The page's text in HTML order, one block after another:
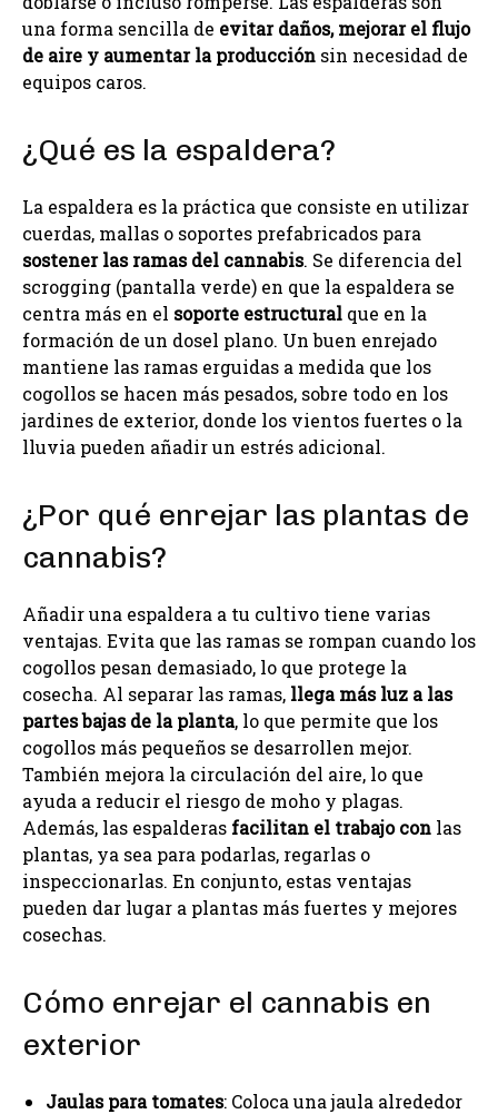
una forma sencilla de evitar daños, mejorar el flujo
de aire y aumentar la producción sin necesidad de
equipos caros.
¿Qué es la espaldera?
La espaldera es la práctica que consiste en utilizar
cuerdas, mallas o soportes prefabricados para
sostener las ramas del cannabis. Se diferencia del
scrogging (pantalla verde) en que la espaldera se
centra más en el soporte estructural que en la
formación de un dosel plano. Un buen enrejado
mantiene las ramas erguidas a medida que los
cogollos se hacen más pesados, sobre todo en los
jardines de exterior, donde los vientos fuertes o la
lluvia pueden añadir un estrés adicional.
¿Por qué enrejar las plantas de
cannabis?
Añadir una espaldera a tu cultivo tiene varias
ventajas. Evita que las ramas se rompan cuando los
cogollos pesan demasiado, lo que protege la
cosecha. Al separar las ramas, llega más luz a las
partes bajas de la planta, lo que permite que los
cogollos más pequeños se desarrollen mejor.
También mejora la circulación del aire, lo que
ayuda a reducir el riesgo de moho y plagas.
Además, las espalderas facilitan el trabajo con las
plantas, ya sea para podarlas, regarlas o
inspeccionarlas. En conjunto, estas ventajas
pueden dar lugar a plantas más fuertes y mejores
cosechas.
Cómo enrejar el cannabis en
exterior
Jaulas para tomates: Coloca una jaula alrededor